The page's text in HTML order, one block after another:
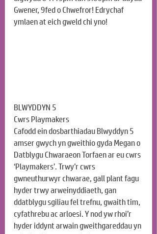
Gwener, 9fed o Chwefror! Edrychaf
ymlaen at eich gweld chi yno!
BLWYDDYN 5
Cwrs Playmakers
Cafodd ein dosbarthiadau Blwyddyn 5
amser gwych yn gweithio gyda Megan o
Datblygu Chwaraeon Torfaen ar eu cwrs
‘Playmakers’. Trwy’r cwrs
gwneuthurwyr chwarae, gall plant fagu
hyder trwy arweinyddiaeth, gan
ddatblygu sgiliau fel trefnu, gwaith tîm,
cyfathrebu ac arloesi. Y nod yw rhoi’r
hyder iddynt arwain gweithgareddau yn